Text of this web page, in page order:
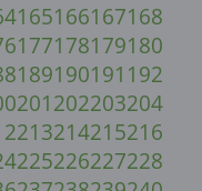
165166167168
177178179180
189190191 192
201202203204
213214215216
225226227228